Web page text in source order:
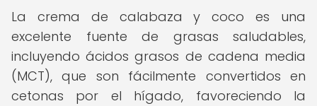
La crema de calabaza y coco es una
excelente fuente de grasas saludables,
incluyendo ácidos grasos de cadena media
(MCT), que son fácilmente convertidos en
cetonas por el hígado, favoreciendo la